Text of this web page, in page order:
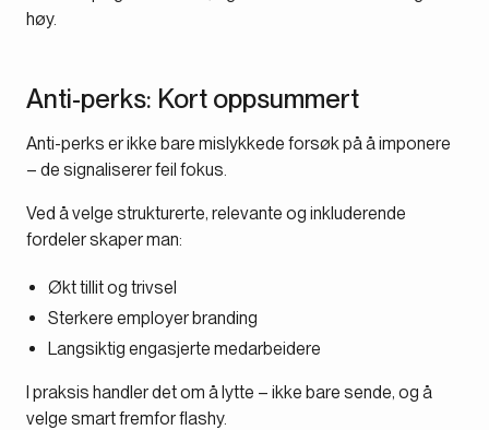
høy.
Anti-perks: Kort oppsummert
Anti-perks er ikke bare mislykkede forsøk på å imponere
– de signaliserer feil fokus.
Ved å velge strukturerte, relevante og inkluderende
fordeler skaper man:
Økt tillit og trivsel
Sterkere employer branding
Langsiktig engasjerte medarbeidere
I praksis handler det om å lytte – ikke bare sende, og å
velge smart fremfor flashy.